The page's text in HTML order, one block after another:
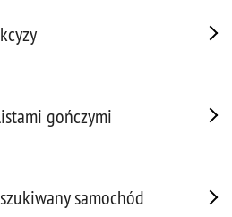
gończymi
samochód